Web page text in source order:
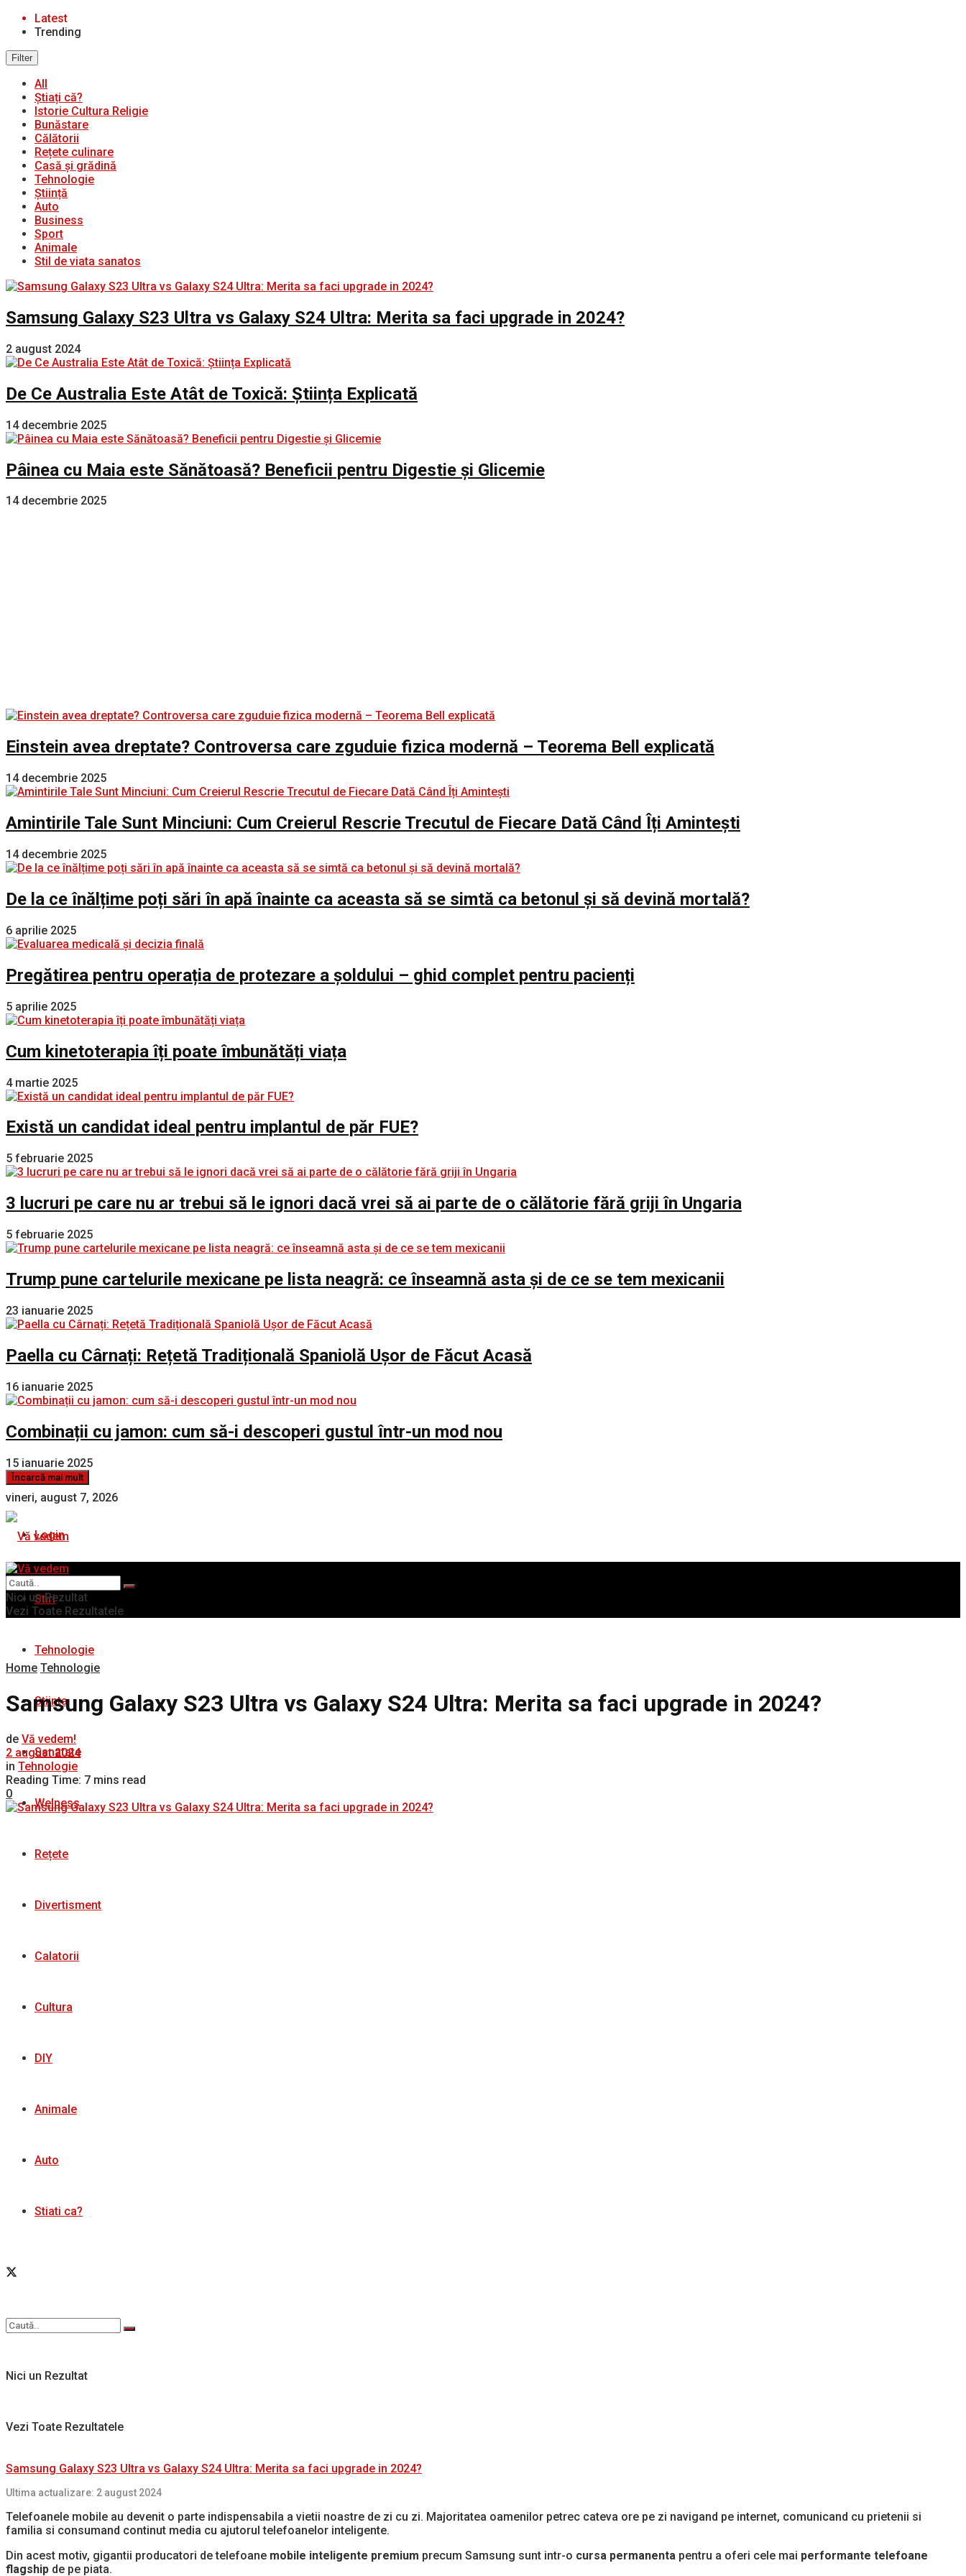
Latest
Trending
Filter
All
Știați că?
Istorie Cultura Religie
Bunăstare
Călătorii
Rețete culinare
Casă și grădină
Tehnologie
Știință
Auto
Business
Sport
Animale
Stil de viata sanatos
Samsung Galaxy S23 Ultra vs Galaxy S24 Ultra: Merita sa faci upgrade in 2024?
2 august 2024
De Ce Australia Este Atât de Toxică: Știința Explicată
14 decembrie 2025
Pâinea cu Maia este Sănătoasă? Beneficii pentru Digestie și Glicemie
14 decembrie 2025
Einstein avea dreptate? Controversa care zguduie fizica modernă – Teorema Bell explicată
14 decembrie 2025
Amintirile Tale Sunt Minciuni: Cum Creierul Rescrie Trecutul de Fiecare Dată Când Îți Amintești
14 decembrie 2025
De la ce înălțime poți sări în apă înainte ca aceasta să se simtă ca betonul și să devină mortală?
6 aprilie 2025
Pregătirea pentru operația de protezare a șoldului – ghid complet pentru pacienți
5 aprilie 2025
Cum kinetoterapia îți poate îmbunătăți viața
4 martie 2025
Există un candidat ideal pentru implantul de păr FUE?
5 februarie 2025
3 lucruri pe care nu ar trebui să le ignori dacă vrei să ai parte de o călătorie fără griji în Ungaria
5 februarie 2025
Trump pune cartelurile mexicane pe lista neagră: ce înseamnă asta și de ce se tem mexicanii
23 ianuarie 2025
Paella cu Cârnați: Rețetă Tradițională Spaniolă Ușor de Făcut Acasă
16 ianuarie 2025
Combinații cu jamon: cum să-i descoperi gustul într-un mod nou
15 ianuarie 2025
Încarcă mai mult
vineri, august 7, 2026
Login
Stiri
Tehnologie
Stiinta
Sanatate
Welness
Rețete
Divertisment
Calatorii
Cultura
DIY
Animale
Auto
Stiati ca?
Nici un Rezultat
Vezi Toate Rezultatele
Nici un Rezultat
Vezi Toate Rezultatele
Home Tehnologie
Samsung Galaxy S23 Ultra vs Galaxy S24 Ultra: Merita sa faci upgrade in 2024?
de Vă vedem!
2 august 2024
in Tehnologie
Reading Time: 7 mins read
0
Samsung Galaxy S23 Ultra vs Galaxy S24 Ultra: Merita sa faci upgrade in 2024?
Ultima actualizare: 2 august 2024
Telefoanele mobile au devenit o parte indispensabila a vietii noastre de zi cu zi. Majoritatea oamenilor petrec cateva ore pe zi navigand pe internet, comunicand cu prietenii si
familia si consumand continut media cu ajutorul telefoanelor inteligente.
Din acest motiv, gigantii producatori de telefoane mobile inteligente premium precum Samsung sunt intr-o cursa permanenta pentru a oferi cele mai performante telefoane
flagship de pe piata.